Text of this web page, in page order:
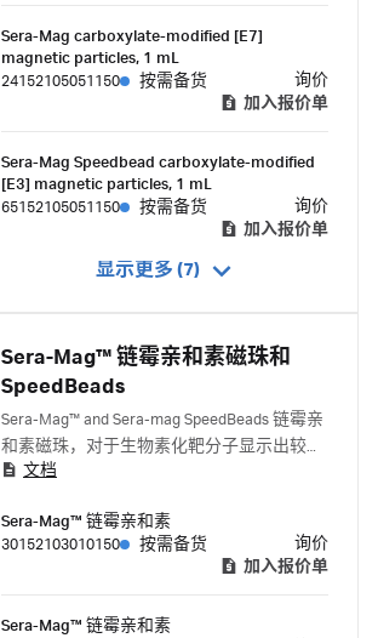
Sera-Mag carboxylate-modified [E7]
magnetic particles, 1 mL
24152105051150
按需备货
询价
加入报价单
Sera-Mag Speedbead carboxylate-modified
[E3] magnetic particles, 1 mL
65152105051150
按需备货
询价
加入报价单
显示更多 (7)
Sera-Mag™ 链霉亲和素磁珠和
SpeedBeads
Sera-Mag™ and Sera-mag SpeedBeads 链霉亲
和素磁珠，对于生物素化靶分子显示出较高
亲和力和灵敏度，具有快速反应动力学，从
通量和精密度。
文档
Sera-Mag™ 链霉亲和素
30152103010150
按需备货
询价
加入报价单
Sera-Mag™ 链霉亲和素